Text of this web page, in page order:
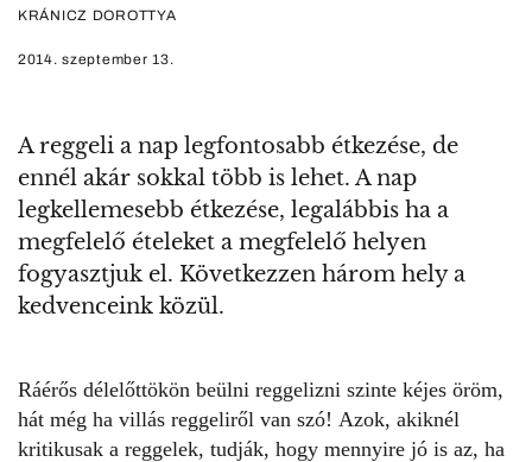
KRÁNICZ DOROTTYA
2014. szeptember 13.
A reggeli a nap legfontosabb étkezése, de
ennél akár sokkal több is lehet. A nap
legkellemesebb étkezése, legalábbis ha a
megfelelő ételeket a megfelelő helyen
fogyasztjuk el. Következzen három hely a
kedvenceink közül.
Ráérős délelőttökön beülni reggelizni szinte kéjes öröm,
hát még ha villás reggeliről van szó! Azok, akiknél
kritikusak a reggelek, tudják, hogy mennyire jó is az, ha